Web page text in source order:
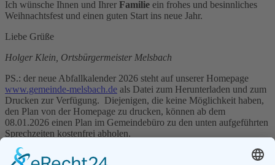
Ich wünsche Ihnen und Ihrer Familie ein frohes und besinnliches
Weihnachtsfest und einen guten Start ins neue Jahr.
Liebe Grüße
Holger Klein, Ortsbürgermeister Melsbach
PS.: der neue Abfallkalender 2026 steht auf unserer Homepage
www.gemeinde-melsbach.de als Datei zum Herunterladen und zum
Drucken zur Verfügung. Diejenigen, die keine Möglichkeit haben,
den Plan von der Homepage zu drucken, können ab dem
08.01.2026 einen Plan im Gemeindebüro zu den unten aufgeführten
Sprechzeiten kostenfrei abholen.
Aktuelle Themen